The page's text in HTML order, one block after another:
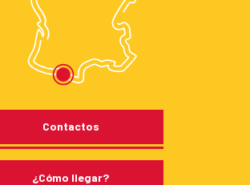
Contactos
¿Cómo llegar?